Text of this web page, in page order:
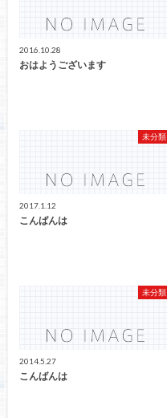
2016.10.28
おはようございます
未分類
2017.1.12
こんばんは
未分類
2014.5.27
こんばんは